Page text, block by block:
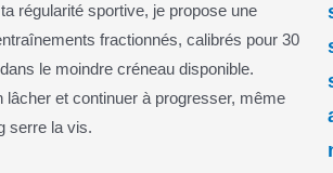
régularité sportive, je propose une
fractionnés, calibrés pour 30
le moindre créneau disponible.
lâcher et continuer à progresser, même
serre la vis.